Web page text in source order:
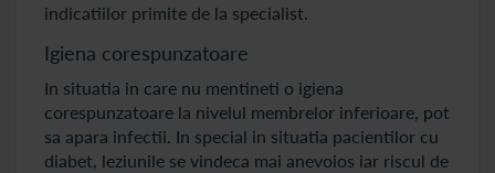
indicatiilor primite de la specialist.
Igiena corespunzatoare
In situatia in care nu mentineti o igiena
corespunzatoare la nivelul membrelor inferioare, pot
sa apara infectii. In special in situatia pacientilor cu
diabet, leziunile se vindeca mai anevoios iar riscul de